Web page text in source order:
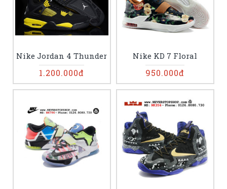
Nike Jordan 4 Thunder
1.200.000đ
Nike KD 7 Floral
950.000đ